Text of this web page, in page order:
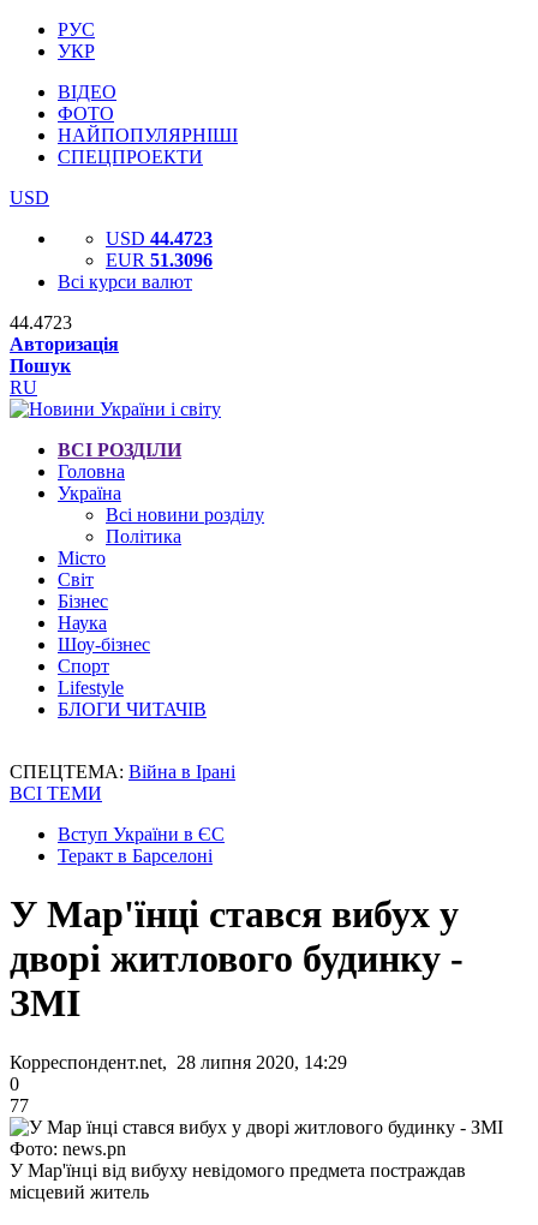
РУС
УКР
ВІДЕО
ФОТО
НАЙПОПУЛЯРНІШІ
СПЕЦПРОЕКТИ
USD
USD 44.4723
EUR 51.3096
Всі курси валют
44.4723
Авторизація
Пошук
RU
ВСІ РОЗДІЛИ
Головна
Україна
Всі новини розділу
Політика
Місто
Світ
Бізнес
Наука
Шоу-бізнес
Спорт
Lifestyle
БЛОГИ ЧИТАЧІВ
СПЕЦТЕМА: Війна в Ірані
ВСІ ТЕМИ
Вступ України в ЄС
Теракт в Барселоні
У Мар'їнці стався вибух у
дворі житлового будинку -
ЗМІ
Корреспондент.net, 28 липня 2020, 14:29
0
77
Фото: news.pn
У Мар'їнці від вибуху невідомого предмета постраждав
місцевий житель